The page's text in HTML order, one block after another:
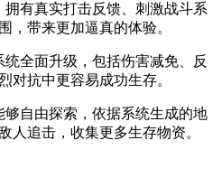
有真实打击反馈、刺激战斗系
，带来更加逼真的体验。
全面升级，包括伤害减免、反
对抗中更容易成功生存。
自由探索，依据系统生成的地
人追击，收集更多生存物资。